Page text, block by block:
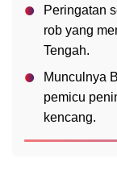
Peringatan
rob yang
Tengah.
Munculnya
pemicu
kencang.